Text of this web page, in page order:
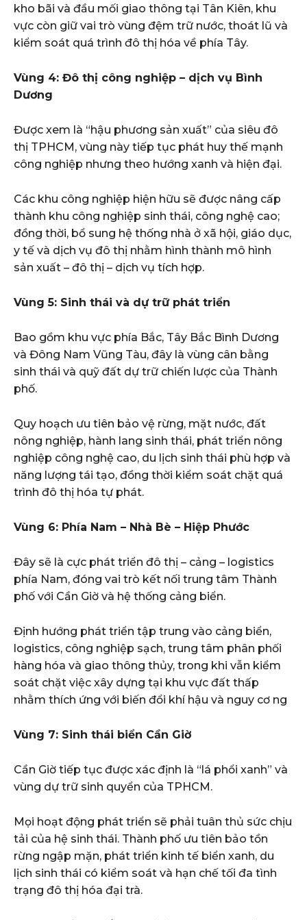
kho bãi và đầu mối giao thông tại Tân Kiên, khu
vực còn giữ vai trò vùng đệm trữ nước, thoát lũ và
kiểm soát quá trình đô thị hóa về phía Tây.
Vùng 4: Đô thị công nghiệp – dịch vụ Bình
Dương
Được xem là “hậu phương sản xuất” của siêu đô
thị TPHCM, vùng này tiếp tục phát huy thế mạnh
công nghiệp nhưng theo hướng xanh và hiện đại.
Các khu công nghiệp hiện hữu sẽ được nâng cấp
thành khu công nghiệp sinh thái, công nghệ cao;
đồng thời, bổ sung hệ thống nhà ở xã hội, giáo dục,
y tế và dịch vụ đô thị nhằm hình thành mô hình
sản xuất – đô thị – dịch vụ tích hợp.
Vùng 5: Sinh thái và dự trữ phát triển
Bao gồm khu vực phía Bắc, Tây Bắc Bình Dương
và Đông Nam Vũng Tàu, đây là vùng cân bằng
sinh thái và quỹ đất dự trữ chiến lược của Thành
phố.
Quy hoạch ưu tiên bảo vệ rừng, mặt nước, đất
nông nghiệp, hành lang sinh thái, phát triển nông
nghiệp công nghệ cao, du lịch sinh thái phù hợp và
năng lượng tái tạo, đồng thời kiểm soát chặt quá
trình đô thị hóa tự phát.
Vùng 6: Phía Nam – Nhà Bè – Hiệp Phước
Đây sẽ là cực phát triển đô thị – cảng – logistics
phía Nam, đóng vai trò kết nối trung tâm Thành
phố với Cần Giờ và hệ thống cảng biển.
Định hướng phát triển tập trung vào cảng biển,
logistics, công nghiệp sạch, trung tâm phân phối
hàng hóa và giao thông thủy, trong khi vẫn kiểm
soát chặt việc xây dựng tại khu vực đất thấp
nhằm thích ứng với biến đổi khí hậu và nguy cơ ng
Vùng 7: Sinh thái biển Cần Giờ
Cần Giờ tiếp tục được xác định là “lá phổi xanh” và
vùng dự trữ sinh quyển của TPHCM.
Mọi hoạt động phát triển sẽ phải tuân thủ sức chịu
tải của hệ sinh thái. Thành phố ưu tiên bảo tồn
rừng ngập mặn, phát triển kinh tế biển xanh, du
lịch sinh thái có kiểm soát và hạn chế tối đa tình
trạng đô thị hóa đại trà.